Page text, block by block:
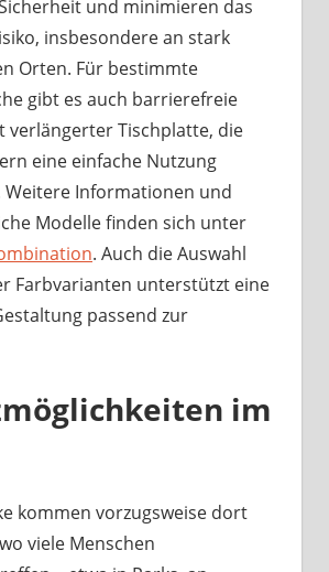
und minimieren das
insbesondere an stark
Orten. Für bestimmte
gibt es auch barrierefreie
verlängerter Tischplatte, die
eine einfache Nutzung
Weitere Informationen und
Modelle finden sich unter
. Auch die Auswahl
Farbvarianten unterstützt eine
passend zur
im
kommen vorzugsweise dort
viele Menschen